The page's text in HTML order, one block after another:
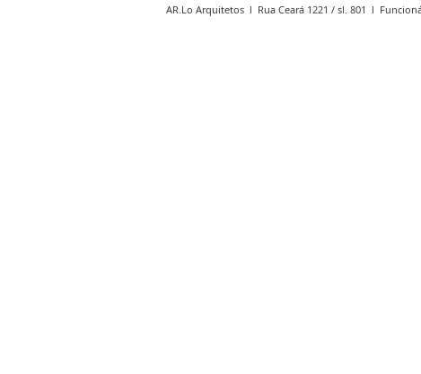
AR.Lo Arquitetos l Rua Ceará 1221 / sl. 801 l